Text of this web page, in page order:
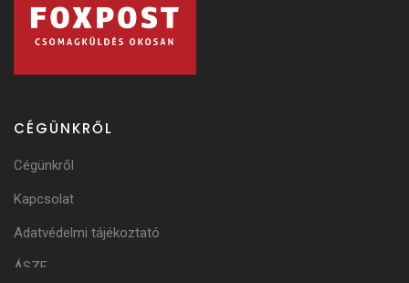
CÉGÜNKRŐL
Cégünkről
Kapcsolat
Adatvédelmi tájékoztató
ÁSZF